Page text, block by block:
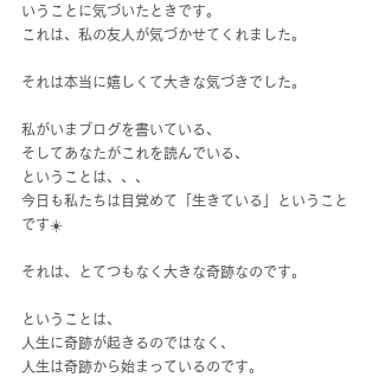
いうことに気づいたときです。
これは、私の友人が気づかせてくれました。
それは本当に嬉しくて大きな気づきでした。
私がいまブログを書いている、
そしてあなたがこれを読んでいる、
ということは、、、
今日も私たちは目覚めて「生きている」ということ
です☀️
それは、とてつもなく大きな奇跡なのです。
ということは、
人生に奇跡が起きるのではなく、
人生は奇跡から始まっているのです。